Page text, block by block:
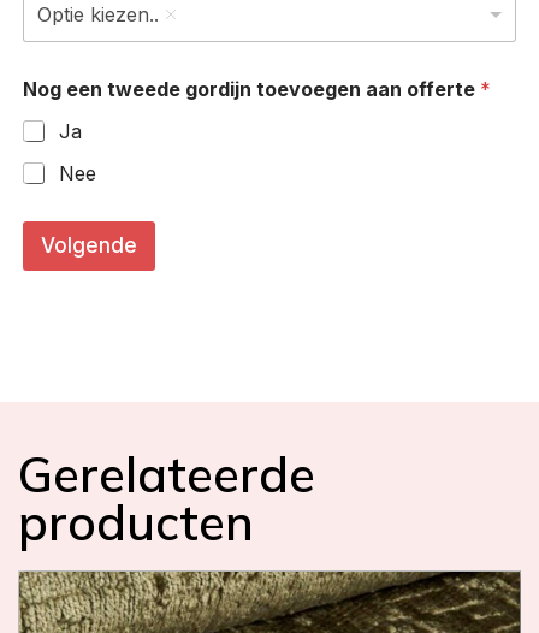
Optie kiezen..
Nog een tweede gordijn toevoegen aan offerte *
Ja
Nee
l
o
o
i
n
g
Volgende
Gerelateerde
producten